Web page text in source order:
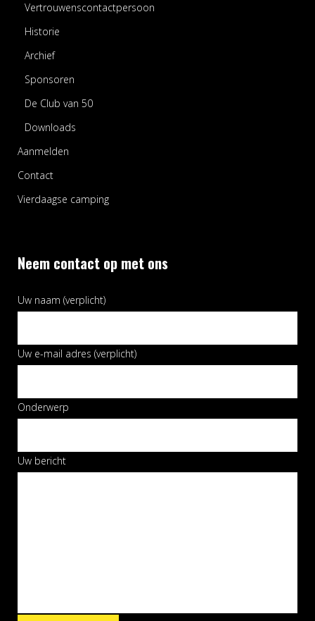
Vertrouwenscontactpersoon
Historie
Archief
Sponsoren
De Club van 50
Downloads
Aanmelden
Contact
Vierdaagse camping
Neem contact op met ons
Uw naam (verplicht)
Uw e-mail adres (verplicht)
Onderwerp
Uw bericht